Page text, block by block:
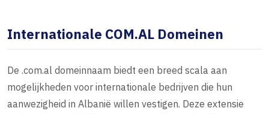
Internationale COM.AL Domeinen
De .com.al domeinnaam biedt een breed scala aan
mogelijkheden voor internationale bedrijven die hun
aanwezigheid in Albanië willen vestigen. Deze extensie